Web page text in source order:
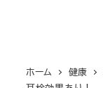
ホーム 健康